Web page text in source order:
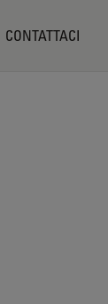
CONTATTACI